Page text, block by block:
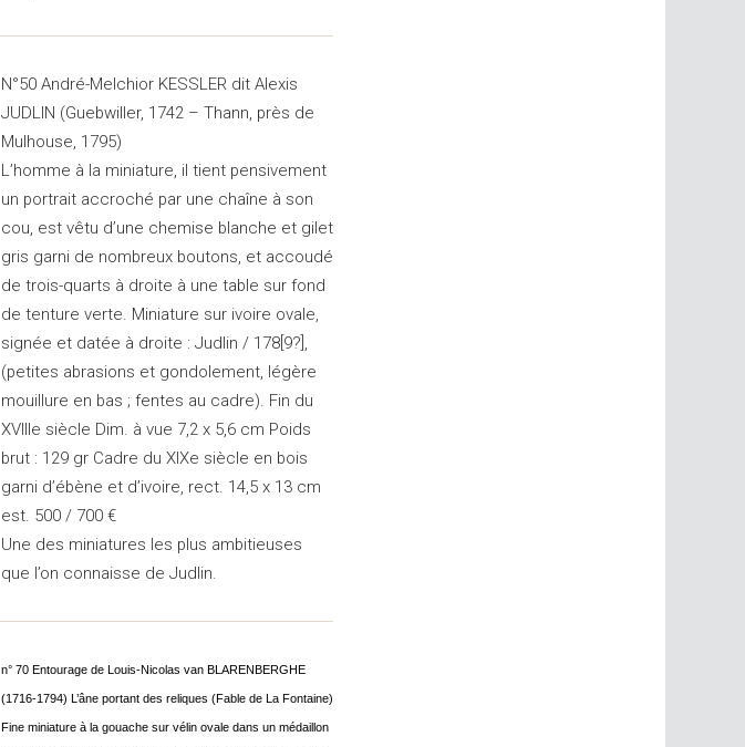
N°50 André-Melchior KESSLER dit Alexis
JUDLIN (Guebwiller, 1742 – Thann, près de
Mulhouse, 1795)
L’homme à la miniature, il tient pensivement
un portrait accroché par une chaîne à son
cou, est vêtu d’une chemise blanche et gilet
gris garni de nombreux boutons, et accoudé
de trois-quarts à droite à une table sur fond
de tenture verte. Miniature sur ivoire ovale,
signée et datée à droite : Judlin / 178[9?],
(petites abrasions et gondolement, légère
mouillure en bas ; fentes au cadre). Fin du
XVIIIe siècle Dim. à vue 7,2 x 5,6 cm Poids
brut : 129 gr Cadre du XIXe siècle en bois
garni d’ébène et d’ivoire, rect. 14,5 x 13 cm
est. 500 / 700 €
Une des miniatures les plus ambitieuses
que l’on connaisse de Judlin.
n° 70 Entourage de Louis-Nicolas van BLARENBERGHE
(1716-1794) L’âne portant des reliques (Fable de La Fontaine)
Fine miniature à la gouache sur vélin ovale dans un médaillon